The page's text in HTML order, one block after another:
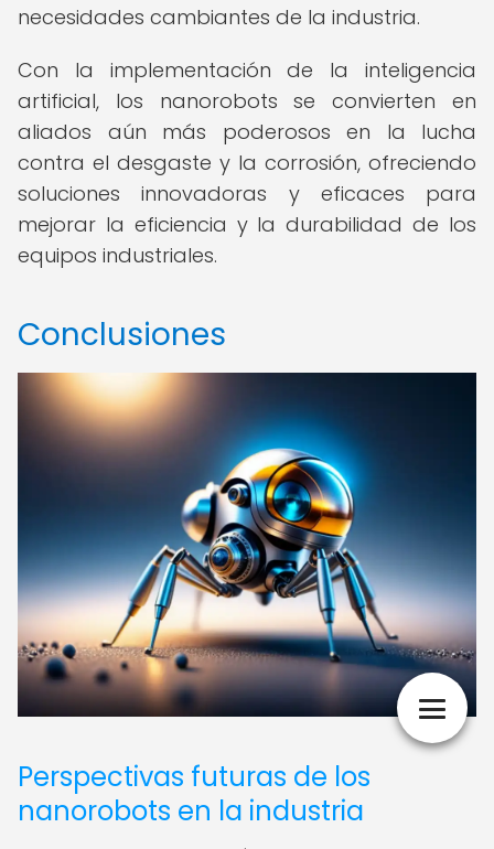
necesidades cambiantes de la industria.
Con la implementación de la inteligencia
artificial, los nanorobots se convierten en
aliados aún más poderosos en la lucha
contra el desgaste y la corrosión, ofreciendo
soluciones innovadoras y eficaces para
mejorar la eficiencia y la durabilidad de los
equipos industriales.
Conclusiones
Perspectivas futuras de los
nanorobots en la industria